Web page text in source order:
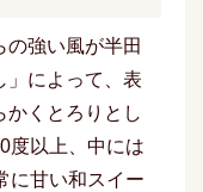
強い風が半田
」によって、表
かくとろりとし
度以上、中には
に甘い和スイー